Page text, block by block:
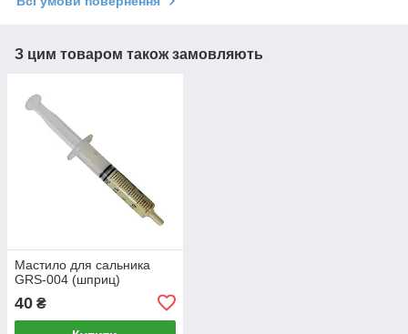
З цим товаром також замовляють
Мастило для сальника
GRS-004 (шприц)
40 ₴